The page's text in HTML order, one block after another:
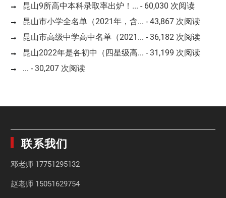
昆山9所高中本科录取率出炉！... - 60,030 次阅读
昆山市小学全名单（2021年，含... - 43,867 次阅读
昆山市高级中学高中名单（2021... - 36,182 次阅读
昆山2022年是各初中（四星级高... - 31,199 次阅读
... - 30,207 次阅读
联系我们
邓老师 17751295132
赵老师 15051629754